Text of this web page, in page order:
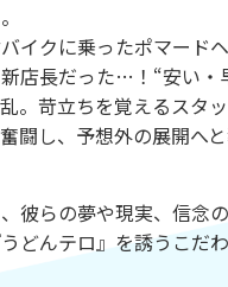
イクに乗ったポマード
店長だった…！“安い
。苛立ちを覚えるスタ
闘し、予想外の展開へ
彼らの夢や現実、信念
んテロ』を誘うこだ